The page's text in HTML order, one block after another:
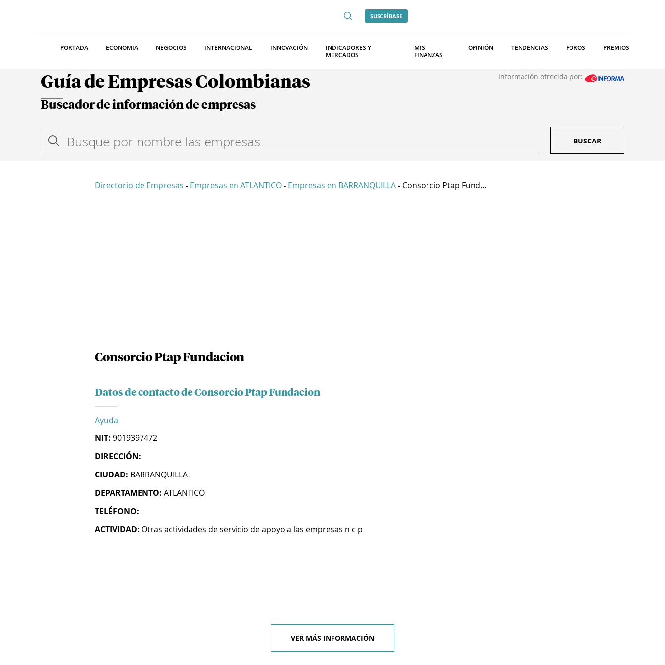
SUSCRÍBASE
PORTADA ECONOMIA NEGOCIOS INTERNACIONAL INNOVACIÓN
INDICADORES Y
MERCADOS
MIS
FINANZAS
OPINIÓN TENDENCIAS FOROS PREMIOS
Guía de Empresas Colombianas Información ofrecida por:
Buscador de información de empresas
BUSCAR
Directorio de Empresas - Empresas en ATLANTICO - Empresas en BARRANQUILLA - Consorcio Ptap Fund...
Consorcio Ptap Fundacion
Datos de contacto de Consorcio Ptap Fundacion
Ayuda
NIT: 9019397472
DIRECCIÓN:
CIUDAD: BARRANQUILLA
DEPARTAMENTO: ATLANTICO
TELÉFONO:
ACTIVIDAD: Otras actividades de servicio de apoyo a las empresas n c p
VER MÁS INFORMACIÓN